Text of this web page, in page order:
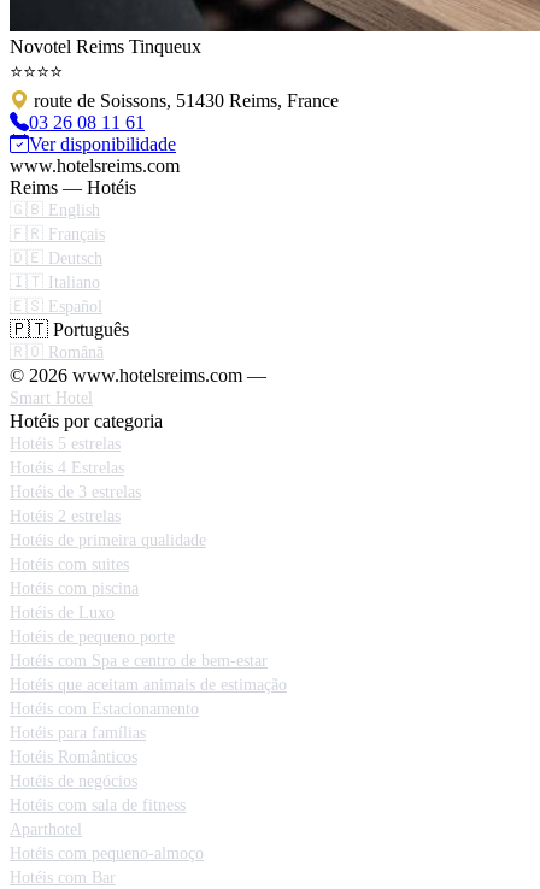
Novotel Reims Tinqueux
⭐⭐⭐⭐
route de Soissons, 51430 Reims, France
03 26 08 11 61
Ver disponibilidade
www.hotelsreims.com
Reims — Hotéis
🇬🇧 English
🇫🇷 Français
🇩🇪 Deutsch
🇮🇹 Italiano
🇪🇸 Español
🇵🇹 Português
🇷🇴 Română
© 2026 www.hotelsreims.com —
Smart Hotel
Hotéis por categoria
Hotéis 5 estrelas
Hotéis 4 Estrelas
Hotéis de 3 estrelas
Hotéis 2 estrelas
Hotéis de primeira qualidade
Hotéis com suites
Hotéis com piscina
Hotéis de Luxo
Hotéis de pequeno porte
Hotéis com Spa e centro de bem-estar
Hotéis que aceitam animais de estimação
Hotéis com Estacionamento
Hotéis para famílias
Hotéis Românticos
Hotéis de negócios
Hotéis com sala de fitness
Aparthotel
Hotéis com pequeno-almoço
Hotéis com Bar